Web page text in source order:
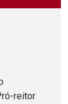
reitor